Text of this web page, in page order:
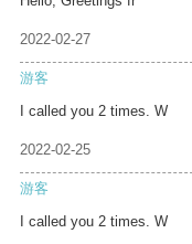
2022-02-27
游客
I called you 2 times. W
2022-02-25
游客
I called you 2 times. W